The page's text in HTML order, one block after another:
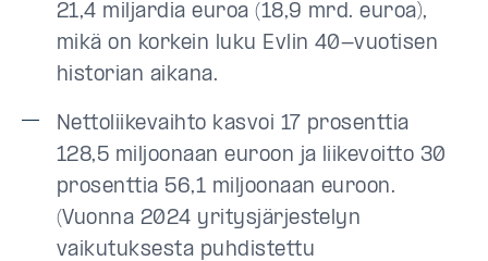
21,4 miljardia euroa (18,9 mrd. euroa),
mikä on korkein luku Evlin 40-vuotisen
historian aikana.
Nettoliikevaihto kasvoi 17 prosenttia
128,5 miljoonaan euroon ja liikevoitto 30
prosenttia 56,1 miljoonaan euroon.
(Vuonna 2024 yritysjärjestelyn
vaikutuksesta puhdistettu